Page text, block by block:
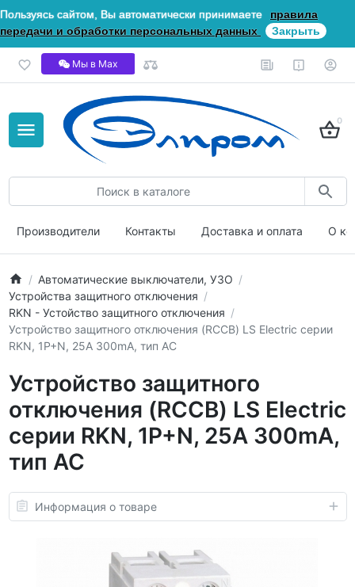
Пользуясь сайтом, Вы автоматически принимаете
правила
передачи и обработки персональных данных
Закрыть
Мы в Мах
0
Производители Контакты Доставка и оплата О
Автоматические выключатели, УЗО
Устройства защитного отключения
RKN - Устойство защитного отключения
Устройство защитного отключения (RCCB) LS Electric серии
RKN, 1P+N, 25A 300mA, тип AC
Устройство защитного
отключения (RCCB) LS Electric
серии RKN, 1P+N, 25A 300mA,
тип AC
Информация о товаре